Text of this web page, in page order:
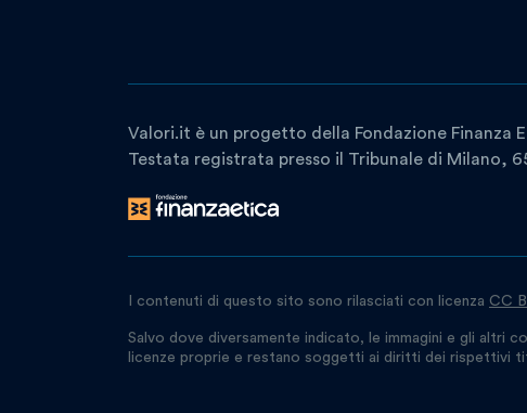
Valori.it è un progetto della Fondazione Finanza
Testata registrata presso il Tribunale di Milano,
I contenuti di questo sito sono rilasciati con licenza CC
Salvo dove diversamente indicato, le immagini e gli altri
licenze proprie e restano soggetti ai diritti dei rispettivi